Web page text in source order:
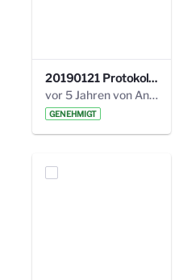
20190121 Protokoll 25. Steuerungskreis.pdf
vor 5 Jahren von Anni Schlumberger
GENEHMIGT